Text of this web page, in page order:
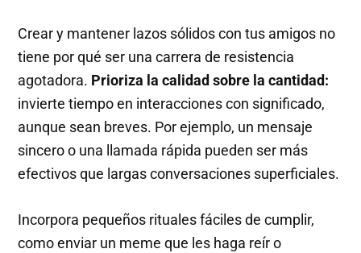
Crear y mantener lazos sólidos con tus amigos no
tiene por qué ser una carrera de resistencia
agotadora. Prioriza la calidad sobre la cantidad:
invierte tiempo en interacciones con significado,
aunque sean breves. Por ejemplo, un mensaje
sincero o una llamada rápida pueden ser más
efectivos que largas conversaciones superficiales.
Incorpora pequeños rituales fáciles de cumplir,
como enviar un meme que les haga reír o